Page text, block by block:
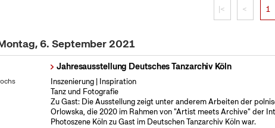
|< < 1
6. September 2021
Jahresausstellung Deutsches Tanzarchiv Köln
Inszenierung | Inspiration
Tanz und Fotografie
Zu Gast: Die Ausstellung zeigt unter anderem Arbeiten der
Orlowska, die 2020 im Rahmen von "Artist meets Archive" der
Photoszene Köln zu Gast im Deutschen Tanzarchiv Köln war.